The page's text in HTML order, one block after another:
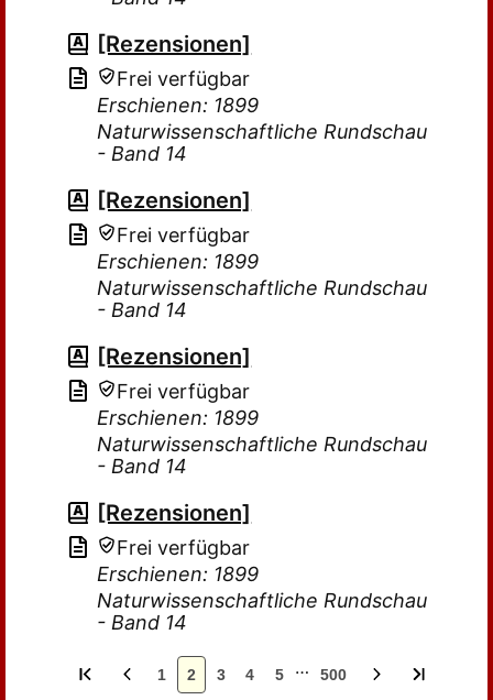
[Rezensionen]
Frei verfügbar
Erschienen: 1899
Naturwissenschaftliche Rundschau
- Band 14
[Rezensionen]
Frei verfügbar
Erschienen: 1899
Naturwissenschaftliche Rundschau
- Band 14
[Rezensionen]
Frei verfügbar
Erschienen: 1899
Naturwissenschaftliche Rundschau
- Band 14
[Rezensionen]
Frei verfügbar
Erschienen: 1899
Naturwissenschaftliche Rundschau
- Band 14
1 2 3 4 5 … 500